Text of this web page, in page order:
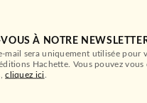
VOUS À NOTRE
mail sera uniquement utilisée pour
Hachette. Vous pouvez
cliquez ici